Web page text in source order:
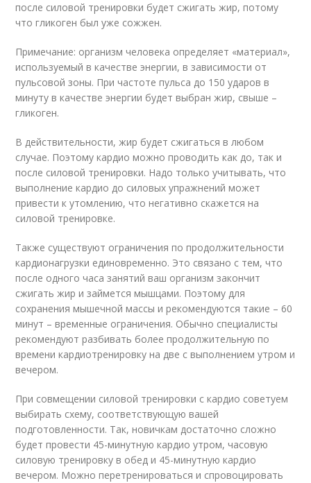
после силовой тренировки будет сжигать жир, потому
что гликоген был уже сожжен.
Примечание: организм человека определяет «материал»,
используемый в качестве энергии, в зависимости от
пульсовой зоны. При частоте пульса до 150 ударов в
минуту в качестве энергии будет выбран жир, свыше –
гликоген.
В действительности, жир будет сжигаться в любом
случае. Поэтому кардио можно проводить как до, так и
после силовой тренировки. Надо только учитывать, что
выполнение кардио до силовых упражнений может
привести к утомлению, что негативно скажется на
силовой тренировке.
Также существуют ограничения по продолжительности
кардионагрузки единовременно. Это связано с тем, что
после одного часа занятий ваш организм закончит
сжигать жир и займется мышцами. Поэтому для
сохранения мышечной массы и рекомендуются такие – 60
минут – временные ограничения. Обычно специалисты
рекомендуют разбивать более продолжительную по
времени кардиотренировку на две с выполнением утром и
вечером.
При совмещении силовой тренировки с кардио советуем
выбирать схему, соответствующую вашей
подготовленности. Так, новичкам достаточно сложно
будет провести 45-минутную кардио утром, часовую
силовую тренировку в обед и 45-минутную кардио
вечером. Можно перетренироваться и спровоцировать